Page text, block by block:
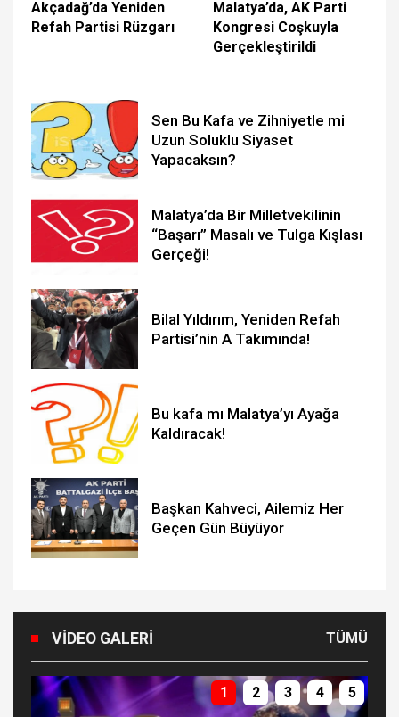
Sen Bu Kafa ve Zihniyetle mi
Uzun Soluklu Siyaset
Yapacaksın?
Malatya’da Bir Milletvekilinin
“Başarı” Masalı ve Tulga Kışlası
Gerçeği!
Bilal Yıldırım, Yeniden Refah
Partisi’nin A Takımında!
Bu kafa mı Malatya’yı Ayağa
Kaldıracak!
Başkan Kahveci, Ailemiz Her
Geçen Gün Büyüyor
Akçadağ’da Yeniden
Refah Partisi Rüzgarı
Malatya’da, AK Parti
Kongresi Coşkuyla
Gerçekleştirildi
VIDEO GALERI TÜMÜ
1 2 3 4 5